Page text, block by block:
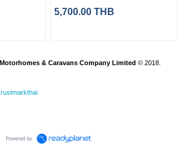
5,700.00 THB
Motorhomes & Caravans Company Limited © 2018.